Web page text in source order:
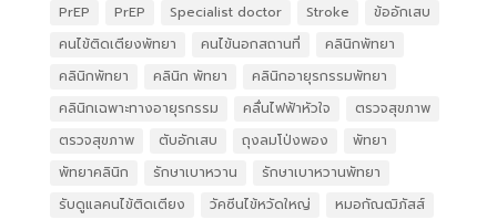
PrEP
PrEP Specialist doctor Stroke
ข้ออักเสบ
คนไข้ติดเตียงพัทยา
คนไข้นอกสถานที่
คลินิกพัทยา
คลินิกพัทยา
คลินิก พัทยา
คลินิกอายุรกรรมพัทยา
คลินิกเฉพาะทางอายุรกรรม
คลื่นไฟฟ้าหัวใจ
ตรวจสุขภาพ
ตรวจสุขภาพ
ตับอักเสบ ถุงลมโป่งพอง
พัทยา
พัทยาคลินิก
รักษาเบาหวาน
รักษาเบาหวานพัทยา
รับดูแลคนไข้ติดเตียง
วัคซีนไข้หวัดใหญ่
หมอกัณฒิภัสส์